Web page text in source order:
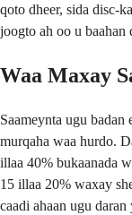
qoto dheer, sida disc-
joogto ah oo u baahan
Waa Maxay
Saameynta ugu badan
murqaha waa hurdo.
illaa 40% bukaanada
15 illaa 20% waxay
caadi ahaan ugu